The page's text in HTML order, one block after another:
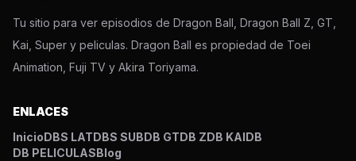
Tu sitio para ver episodios de Dragon Ball, Dragon Ball Z, GT,
Kai, Super y peliculas. Dragon Ball es propiedad de Toei
Animation, Fuji TV y Akira Toriyama.
ENLACES
InicioDBS LATDBS SUBDB GTDB ZDB KAIDB
DB PELICULASBlog